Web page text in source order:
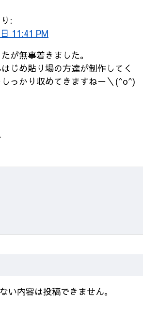
:
11:41 PM
が無事着きました。
じめ貼り場の方達が制作してく
っかり収めてきますねー＼(^o^)
い内容は投稿できません。